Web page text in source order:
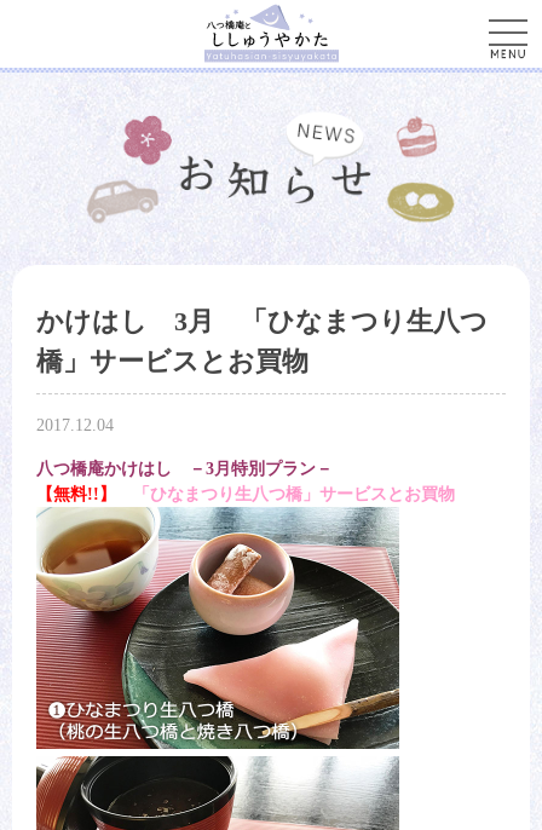
かけはし 3月 「ひなまつり生八つ
橋」サービスとお買物
2017.12.04
八つ橋庵かけはし －3月特別プラン－
【無料!!】
「ひなまつり生八つ橋」サービスとお買物